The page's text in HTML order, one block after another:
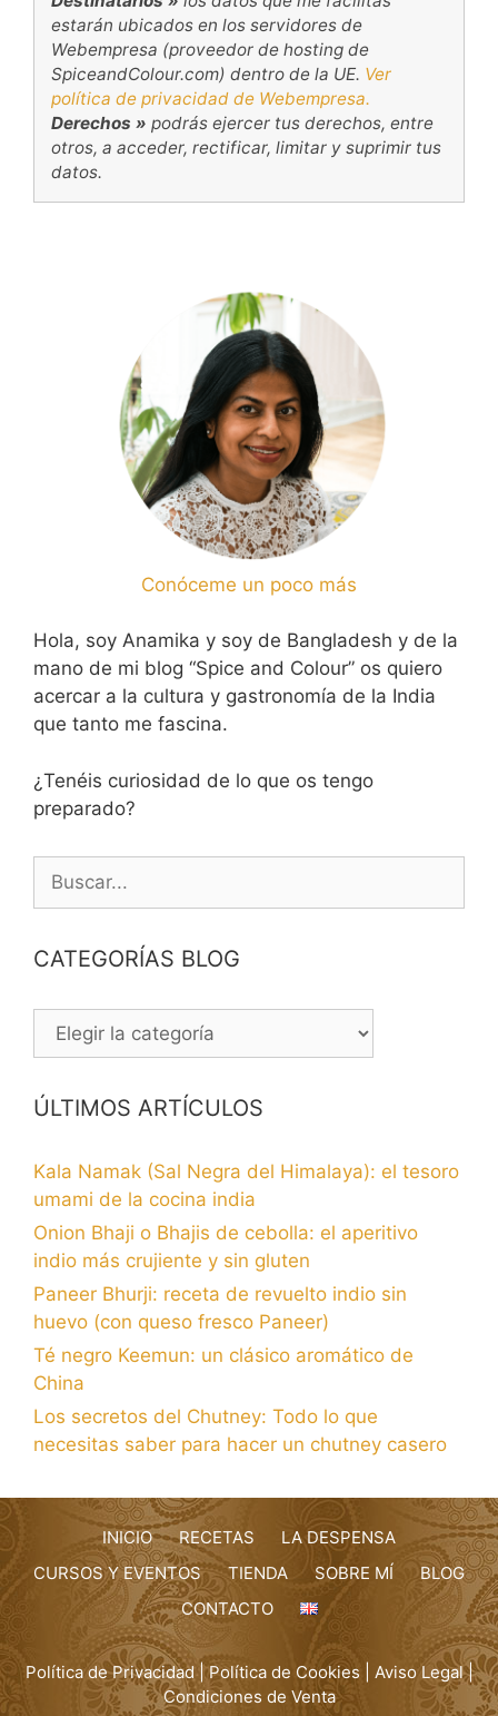
estarán ubicados en los servidores de
Webempresa (proveedor de hosting de
SpiceandColour.com) dentro de la UE. Ver
política de privacidad de Webempresa.
Derechos » podrás ejercer tus derechos, entre
otros, a acceder, rectificar, limitar y suprimir tus
datos.
Conóceme un poco más
Hola, soy Anamika y soy de Bangladesh y de la
mano de mi blog “Spice and Colour” os quiero
acercar a la cultura y gastronomía de la India
que tanto me fascina.
¿Tenéis curiosidad de lo que os tengo
preparado?
CATEGORÍAS BLOG
CATEGORÍAS
BLOG
ÚLTIMOS ARTÍCULOS
Kala Namak (Sal Negra del Himalaya): el tesoro
umami de la cocina india
Onion Bhaji o Bhajis de cebolla: el aperitivo
indio más crujiente y sin gluten
Paneer Bhurji: receta de revuelto indio sin
huevo (con queso fresco Paneer)
Té negro Keemun: un clásico aromático de
China
Los secretos del Chutney: Todo lo que
necesitas saber para hacer un chutney casero
INICIO RECETAS
LA DESPENSA
CURSOS Y EVENTOS
TIENDA SOBRE MÍ
BLOG
CONTACTO
Política de Privacidad|Política de Cookies Aviso Legal|
Condiciones de Venta